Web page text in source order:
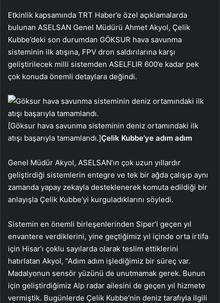
Etkinlik kapsamında TRT Haber’e özel açıklamalarda
bulunan ASELSAN Genel Müdürü Ahmet Akyol, Çelik
Kubbe’deki son durumdan GÖKSUR hava savunma
sisteminin ilk atışına, FPV dron saldırılarına karşı
geliştirilecek milli sistemden ASELFLIR 600’e kadar pek
çok konuda önemli detaylara değindi.
[Göksur hava savunma sisteminin deniz ortamındaki ilk
atışı başarıyla tamamlandı.]Çelik Kubbe’ye adım adım
Genel Müdür Akyol, ASELSAN’ın çok uzun yıllardır
geliştirdiği sistemlerin entegre ve tek bir ağda çalışıp aynı
zamanda yapay zekayla desteklenerek komuta edildiği bir
anlayışla Çelik Kubbe’yi kurguladıklarını söyledi.
Sistemin en önemli birleşenlerinden Siper’i geçen yıl
envantere verdiklerini, yine geçtiğimiz yıl içinde orta irtifa
için Hisar’ı çoklu sayılarda olarak teslim ettiklerini
hatırlatan Akyol, “Adım adım işlediğimiz bir süreç var.
Madalyonun sensör yüzünü de unutmamak gerek. Bunun
için geliştirdiğimiz Alp radar ailesini de geçen yıl hizmete
vermiştik. Bugünlerde Çelik Kubbe’nin deniz tarafıyla ilgili